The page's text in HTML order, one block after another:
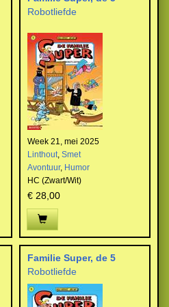
Robotliefde
Week 21, mei 2025
Linthout, Smet
Avontuur, Humor
HC (Zwart/Wit)
€ 28,00
Familie Super, de 5
Robotliefde